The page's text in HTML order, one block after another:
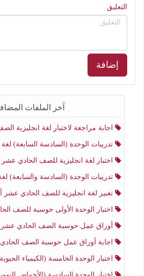
التعليق
إضافة
آخر الملفات
اجابة مراجعة لاختبار لغة انجليزية الصف الحادي عشر
تدريبات الوحدة (السادسة السابعة) لغة انجليزية الصف الحادي
اختبار لغة انجليزية للصف الحادي عشر
تدريبات الوحدة (السادسة والسابعة) لغة انجليزية الصف
تعبير لغة انجليزية للصف الحادي عشر أدبي
اختبار الوحدة الأولى حوسبة للصف الحادي عشر
أوراق عمل حوسبة الصف الحادي عشر علمي
اجابة أوراق عمل حوسبة الصف الحادي عشر
اختبار الوحدة الخامسة (الكيمياء الحيوية - البناء الضوئي) أحياء